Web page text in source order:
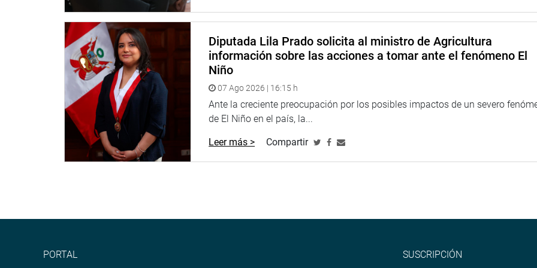
Diputada Lila Prado solicita al ministro de Agricultura
información sobre las acciones a tomar ante el fenómeno El
Niño
07 Ago 2026 | 16:15 h
Ante la creciente preocupación por los posibles impactos de un severo
de El Niño en el país, la...
Leer más > Compartir
PORTAL SUSCRIPCIÓN